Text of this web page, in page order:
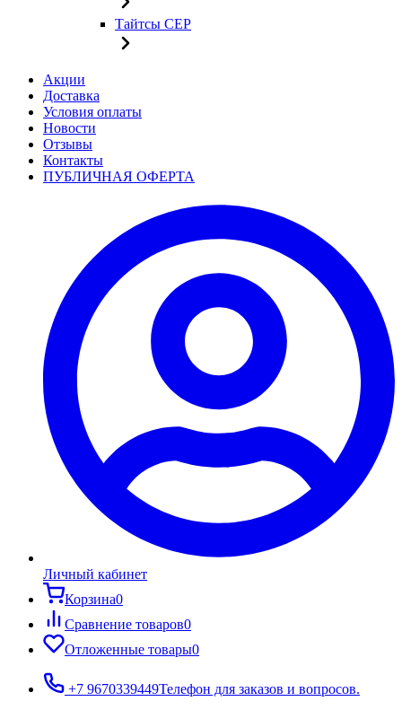
Тайтсы CEP
Акции
Доставка
Условия оплаты
Новости
Отзывы
Контакты
ПУБЛИЧНАЯ ОФЕРТА
Личный кабинет
Корзина0
Сравнение товаров0
Отложенные товары0
+7 9670339449Телефон для заказов и вопросов.